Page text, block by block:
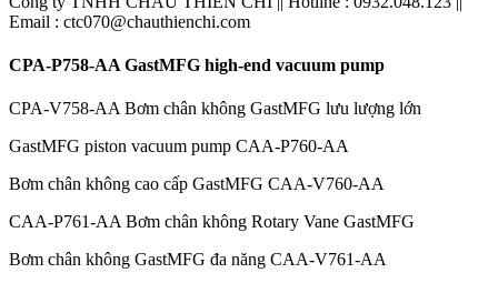
Email : ctc070@chauthienchi.com
CPA-P758-AA GastMFG high-end vacuum pump
CPA-V758-AA Bơm chân không GastMFG lưu lượng lớn
GastMFG piston vacuum pump CAA-P760-AA
Bơm chân không cao cấp GastMFG CAA-V760-AA
CAA-P761-AA Bơm chân không Rotary Vane GastMFG
Bơm chân không GastMFG đa năng CAA-V761-AA